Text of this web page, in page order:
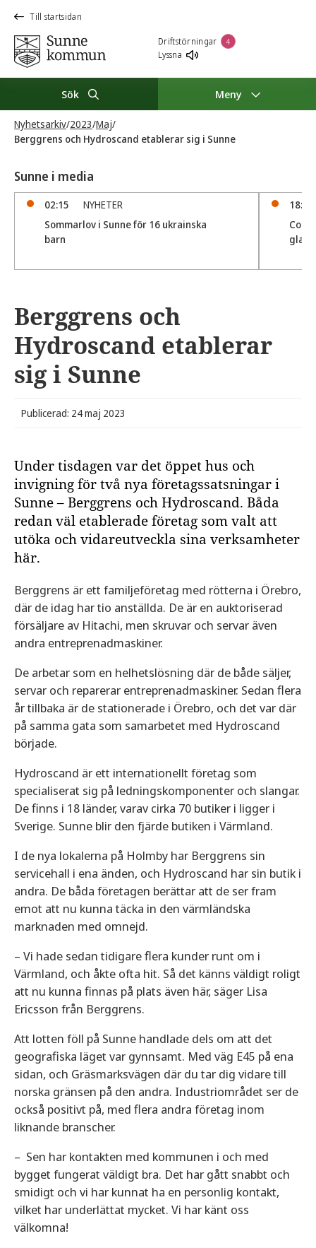
Till startsidan
Driftstörningar 4
Lyssna
Sök Meny
Nyhetsarkiv/2023/Maj/
Berggrens och Hydroscand etablerar sig i Sunne
Sunne i media
02:15
NYHETER
Sommarlov i Sunne för 16 ukrainska
barn
18:37
Cozy
Berggrens och
Hydroscand etablerar
sig i Sunne
Publicerad: 24 maj 2023
Under tisdagen var det öppet hus och
invigning för två nya företagssatsningar i
Sunne – Berggrens och Hydroscand. Båda
redan väl etablerade företag som valt att
utöka och vidareutveckla sina verksamheter
här.
Berggrens är ett familjeföretag med rötterna i Örebro,
där de idag har tio anställda. De är en auktoriserad
försäljare av Hitachi, men skruvar och servar även
andra entreprenadmaskiner.
De arbetar som en helhetslösning där de både säljer,
servar och reparerar entreprenadmaskiner. Sedan flera
år tillbaka är de stationerade i Örebro, och det var där
på samma gata som samarbetet med Hydroscand
började.
Hydroscand är ett internationellt företag som
specialiserat sig på ledningskomponenter och slangar.
De finns i 18 länder, varav cirka 70 butiker i ligger i
Sverige. Sunne blir den fjärde butiken i Värmland.
I de nya lokalerna på Holmby har Berggrens sin
servicehall i ena änden, och Hydroscand har sin butik i
andra. De båda företagen berättar att de ser fram
emot att nu kunna täcka in den värmländska
marknaden med omnejd.
– Vi hade sedan tidigare flera kunder runt om i
Värmland, och åkte ofta hit. Så det känns väldigt roligt
att nu kunna finnas på plats även här, säger Lisa
Ericsson från Berggrens.
Att lotten föll på Sunne handlade dels om att det
geografiska läget var gynnsamt. Med väg E45 på ena
sidan, och Gräsmarksvägen där du tar dig vidare till
norska gränsen på den andra. Industriområdet ser de
också positivt på, med flera andra företag inom
liknande branscher.
– Sen har kontakten med kommunen i och med
bygget fungerat väldigt bra. Det har gått snabbt och
smidigt och vi har kunnat ha en personlig kontakt,
vilket har underlättat mycket. Vi har känt oss
välkomna!